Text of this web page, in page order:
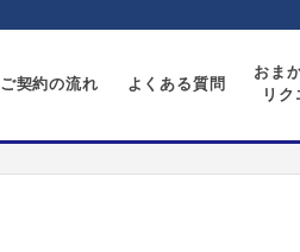
ご契約の流れ よくある質問
おま
リク